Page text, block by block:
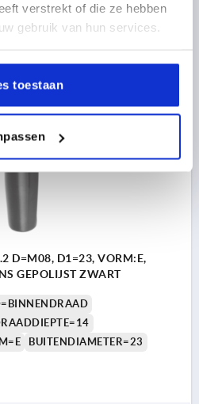
verstrekt of die ze hebben
gebruik van hun services.
toestaan
DETAILS
D=M08, D1=23, VORM:E,
GEPOLIJST ZWART
BUITENDIAMETER=23